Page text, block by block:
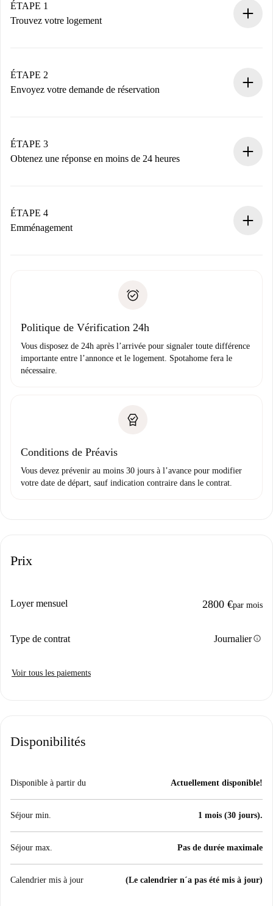
ÉTAPE 1
Trouvez votre logement
Vous disposez à l’avance de toutes les informations
nécessaires.
ÉTAPE 2
Envoyez votre demande de réservation
Nous ne vous facturerons rien tant que le propriétaire
n’aura pas accepté.
ÉTAPE 3
Obtenez une réponse en moins de 24 heures
contact avec le propriétaire.
Si refusé : aucun prélèvement et nous vous proposerons
Justificatif de solvabilité
ÉTAPE 4
Emménagement
uniquement si aucun problème n'est signalé.
Politique de Vérification 24h
Vous disposez de 24h après l’arrivée pour signaler toute différence
importante entre l’annonce et le logement. Spotahome fera le
nécessaire.
Conditions de Préavis
Vous devez prévenir au moins 30 jours à l’avance pour modifier
votre date de départ, sauf indication contraire dans le contrat.
Prix
Loyer mensuel 2800 €par mois
Type de contrat Journalierinfo
Voir tous les paiements
Disponibilités
Disponible à partir du Actuellement disponible!
Séjour min. 1 mois (30 jours).
Séjour max. Pas de durée maximale
Calendrier mis à jour (Le calendrier n´a pas été mis à jour)